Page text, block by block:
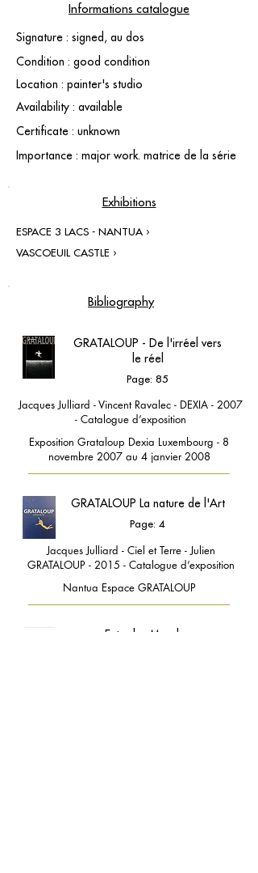
Informations catalogue
Signature : signed, au dos
Condition : good condition
Location : painter's studio
Availability : available
Certificate : unknown
Importance : major work. matrice de la série
Exhibitions
ESPACE 3 LACS - NANTUA ›
VASCOEUIL CASTLE ›
Bibliography
GRATALOUP - De l'irréel vers
le réel
Page: 85
Jacques Julliard - Vincent Ravalec - DEXIA - 2007
- Catalogue d’exposition
Exposition Grataloup Dexia Luxembourg - 8
novembre 2007 au 4 janvier 2008
GRATALOUP La nature de l'Art
Page: 4
Jacques Julliard - Ciel et Terre - Julien
GRATALOUP - 2015 - Catalogue d’exposition
Nantua Espace GRATALOUP
Entre les Mondes